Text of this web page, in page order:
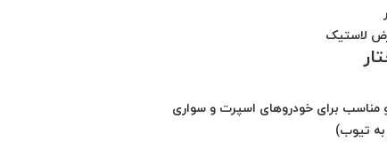
مناسب برای خودروهای اسپرت و سواری
تیوب)